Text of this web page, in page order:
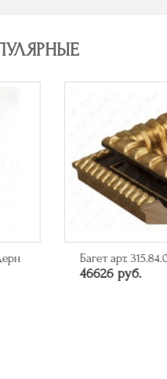
Багет арт. 315.84.043
46626 руб.